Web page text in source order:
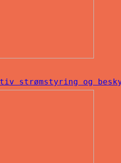
strømstyring og